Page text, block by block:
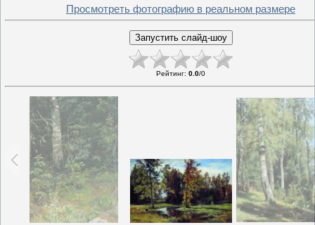
Просмотреть фотографию в реальном размере
Рейтинг: 0.0/0